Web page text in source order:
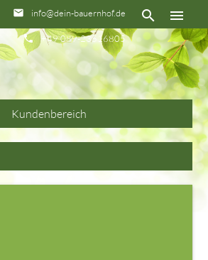
menu
search
email info@dein-bauernhof.de
phone +49 089-23516805
Kundenbereich